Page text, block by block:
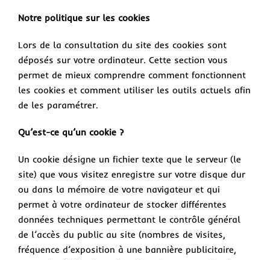
Notre politique sur les cookies
Lors de la consultation du site des cookies sont
déposés sur votre ordinateur. Cette section vous
permet de mieux comprendre comment fonctionnent
les cookies et comment utiliser les outils actuels afin
de les paramétrer.
Qu’est-ce qu’un cookie ?
Un cookie désigne un fichier texte que le serveur (le
site) que vous visitez enregistre sur votre disque dur
ou dans la mémoire de votre navigateur et qui
permet à votre ordinateur de stocker différentes
données techniques permettant le contrôle général
de l’accès du public au site (nombres de visites,
fréquence d’exposition à une bannière publicitaire,